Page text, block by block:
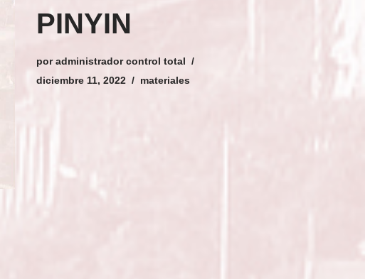
PINYIN
poradministrador control total
diciembre 11, 2022
materiales